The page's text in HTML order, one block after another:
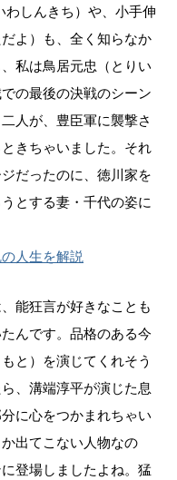
わしんきち）や、小手伸
よ）も、全く知らなか
私は鳥居元忠（とりい
の最後の決戦のシーン
人が、豊臣軍に襲撃さ
きちゃいました。それ
だったのに、徳川家を
とする妻・千代の姿に
人生を解説
能狂言が好きなことも
んです。品格のある今
と）を演じてくれそう
、溝端淳平が演じた息
に心をつかまれちゃい
出てこない人物なの
登場しましたよね。猛